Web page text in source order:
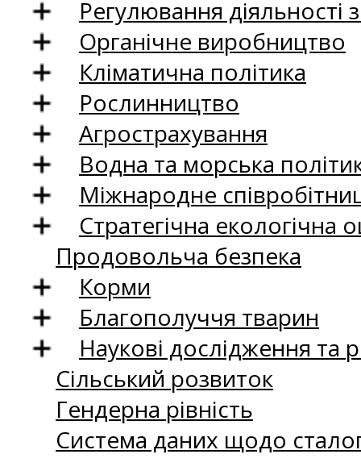
Регулювання
Органічне виробництво
Кліматична політика
Рослинництво
Агрострахування
Водна та морська
Міжнародне
Стратегічна екологічна
Продовольча безпека
Корми
Благополуччя тварин
Наукові дослідження та
Сільський розвиток
Гендерна рівність
Система даних щодо